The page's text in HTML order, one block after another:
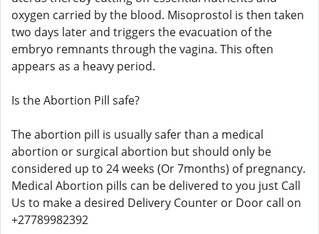
oxygen carried by the blood. Misoprostol is then taken
two days later and triggers the evacuation of the
embryo remnants through the vagina. This often
appears as a heavy period.
Is the Abortion Pill safe?
The abortion pill is usually safer than a medical
abortion or surgical abortion but should only be
considered up to 24 weeks (Or 7months) of pregnancy.
Medical Abortion pills can be delivered to you just Call
Us to make a desired Delivery Counter or Door call on
+27789982392